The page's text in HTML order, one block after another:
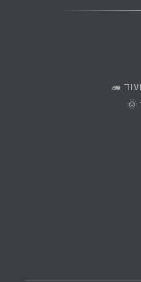
🦔
🌞